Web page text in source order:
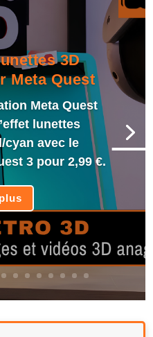
3D
Meta Quest
Meta Quest
lunettes
cyan avec le
3 pour 2,99 €.